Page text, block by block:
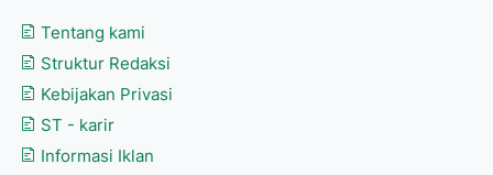
Tentang kami
Struktur Redaksi
Kebijakan Privasi
ST - karir
Informasi Iklan